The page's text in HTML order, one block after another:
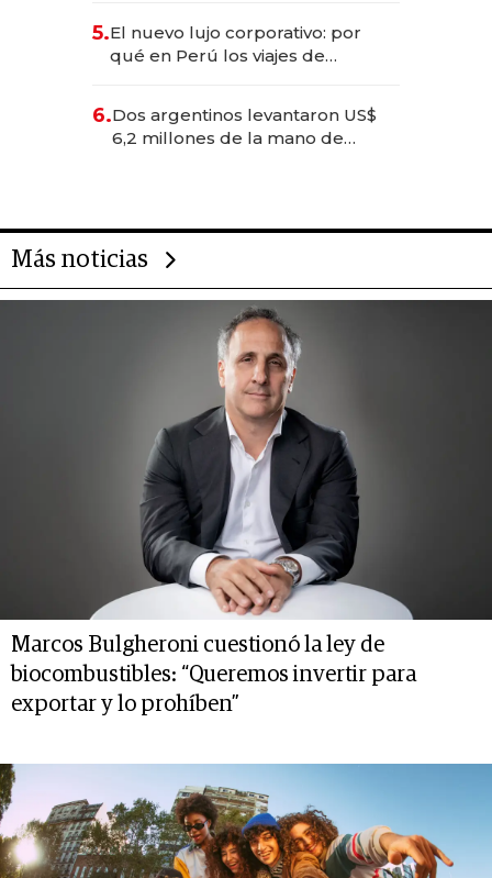
Fénix
5.El nuevo lujo corporativo: por
qué en Perú los viajes de
transformadoras
6.Dos argentinos levantaron US$
6,2 millones de la mano de
Más noticias
Marcos Bulgheroni cuestionó la ley de
biocombustibles: “Queremos invertir para
exportar y lo prohíben”